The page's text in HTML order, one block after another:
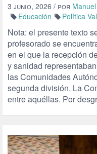
3 junio, 2026 / por
Educación
Política
Nota: el presente texto
profesorado se
en el que la recepción
y sanidad
las Comunidades
segunda división. La
entre aquéllas. Por